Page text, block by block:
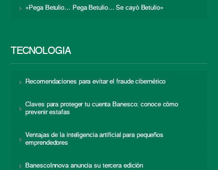
«Pega Betulio… Pega Betulio… Se cayó Betulio»
TECNOLOGÍA
Recomendaciones para evitar el fraude cibernético
Claves para proteger tu cuenta Banesco: conoce cómo
prevenir estafas
Ventajas de la inteligencia artificial para pequeños
emprendedores
BanescoInnova anuncia su tercera edición